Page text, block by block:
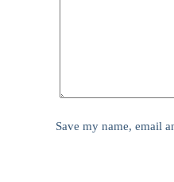
Save my name, email